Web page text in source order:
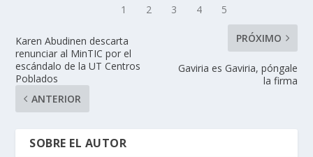
Karen Abudinen descarta
renunciar al MinTIC por el
escándalo de la UT Centros
Poblados
ANTERIOR
PRÓXIMO
Gaviria es Gaviria, póngale
la firma
SOBRE EL AUTOR